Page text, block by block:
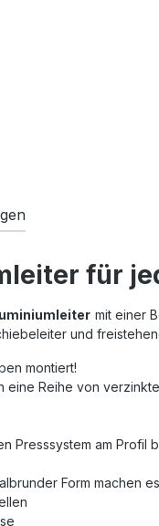
für
mit einer
und
montiert!
eine Reihe von
Presssystem am Profil
Form machen